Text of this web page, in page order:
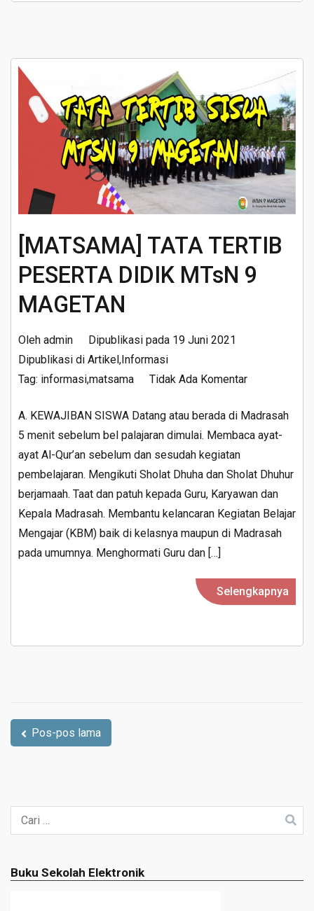
[MATSAMA] TATA TERTIB
PESERTA DIDIK MTsN 9
MAGETAN
Oleh admin Dipublikasi pada 19 Juni 2021
Dipublikasi di Artikel,Informasi
Tag: informasi,matsama Tidak Ada Komentarpada
TATA
TERTIB
DIDIK
MTsN
9
MAGETAN
A. KEWAJIBAN SISWA Datang atau berada di Madrasah
5 menit sebelum bel palajaran dimulai. Membaca ayat-
ayat Al-Qur’an sebelum dan sesudah kegiatan
pembelajaran. Mengikuti Sholat Dhuha dan Sholat Dhuhur
berjamaah. Taat dan patuh kepada Guru, Karyawan dan
Kepala Madrasah. Membantu kelancaran Kegiatan Belajar
Mengajar (KBM) baik di kelasnya maupun di Madrasah
pada umumnya. Menghormati Guru dan […]
Selengkapnya
Navigasi
Pos-pos lama
Cari
untuk:
Buku Sekolah Elektronik